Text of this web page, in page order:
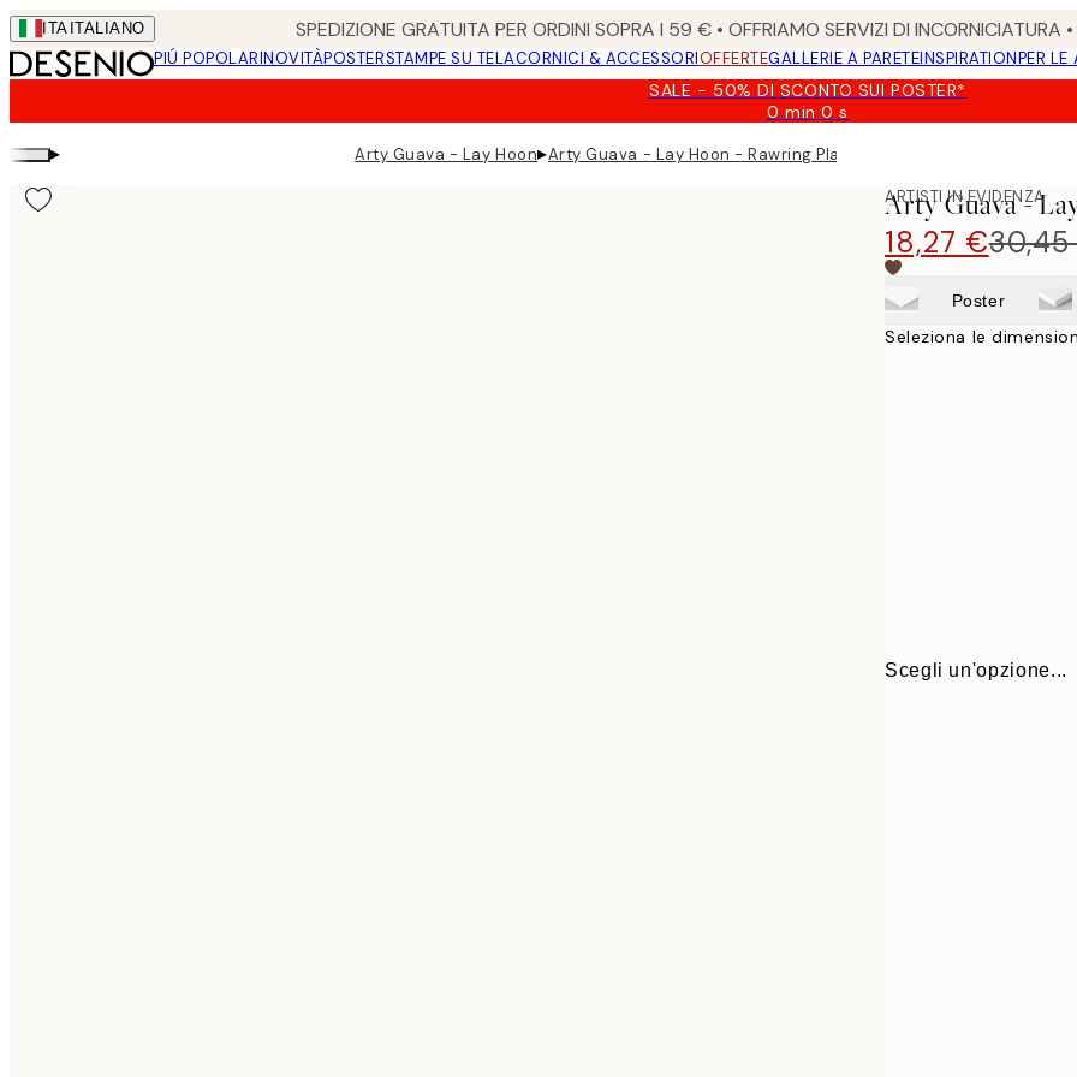
Skip
to
main
ITA ITALIANO SPEDIZIONE GRATUITA PER ORDINI SOPRA I 59 € • OFFRIAMO SERVIZI DI
PIÚ POPOLARINOVITÀPOSTERSTAMPE SU TELACORNICI & ACCESSORIOFFERTEGALLERIE A PARETEINSPIRATIONPER LE
SALE - 50% DI SCONTO SUI POSTER*
0 min0 s
Valido
fino
a:
▸ Arty Guava - Lay Hoon▸Arty Guava - Lay Hoon - Rawring Playmates Poster
ARTISTI IN EVIDENZA
Arty Guava -
18,27 €
Poster
Seleziona le
Scegli un'opzione...